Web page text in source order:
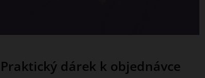
Praktický dárek k objednávce